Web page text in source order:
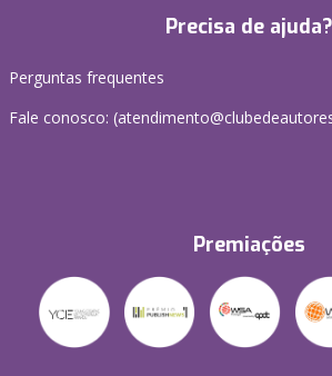
Precisa de ajuda?
Perguntas frequentes
Fale conosco:
Premiações